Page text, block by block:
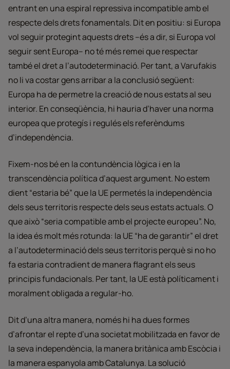
entrant en una espiral repressiva incompatible amb el
respecte dels drets fonamentals. Dit en positiu: si Europa
vol seguir protegint aquests drets –és a dir, si Europa vol
seguir sent Europa– no té més remei que respectar
també el dret a l’autodeterminació. Per tant, a Varufakis
no li va costar gens arribar a la conclusió següent:
Europa ha de permetre la creació de nous estats al seu
interior. En conseqüència, hi hauria d’haver una norma
europea que protegís i regulés els referèndums
d’independència.
Fixem-nos bé en la contundència lògica i en la
transcendència política d’aquest argument. No estem
dient “estaria bé” que la UE permetés la independència
dels seus territoris respecte dels seus estats actuals. O
que això “seria compatible amb el projecte europeu”. No,
la idea és molt més rotunda: la UE “ha de garantir” el dret
a l’autodeterminació dels seus territoris perquè si no ho
fa estaria contradient de manera flagrant els seus
principis fundacionals. Per tant, la UE està políticament i
moralment obligada a regular-ho.
Dit d’una altra manera, només hi ha dues formes
d’afrontar el repte d’una societat mobilitzada en favor de
la seva independència, la manera britànica amb Escòcia i
la manera espanyola amb Catalunya. La solució